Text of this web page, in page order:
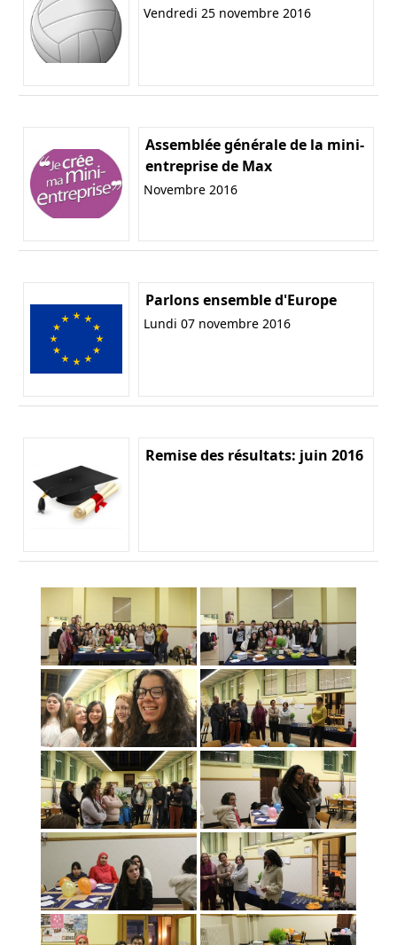
Vendredi 25 novembre 2016
Assemblée générale de la mini-
entreprise de Max
Novembre 2016
Parlons ensemble d'Europe
Lundi 07 novembre 2016
Remise des résultats: juin 2016